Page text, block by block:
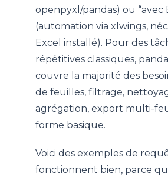
openpyxl/pandas) ou “avec
(automation via xlwings,
Excel installé). Pour des
répétitives classiques,
couvre la majorité des
de feuilles, filtrage,
agrégation, export multi-
forme basique.
Voici des exemples de
fonctionnent bien, parce